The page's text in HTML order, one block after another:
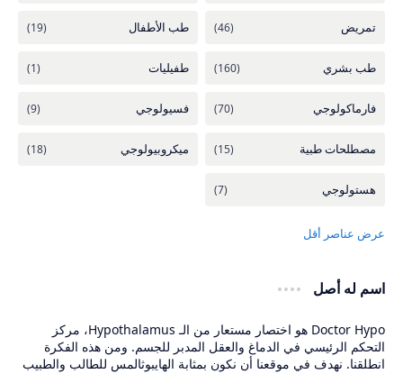
اسم له أصل
Doctor Hypo هو اختصار مستعار من الـ Hypothalamus، مركز
التحكم الرئيسي في الدماغ والعقل المدبر للجسم. ومن هذه الفكرة
انطلقنا. نهدف في موقعنا أن نكون بمثابة الهايبوثالمس للطالب والطبيب